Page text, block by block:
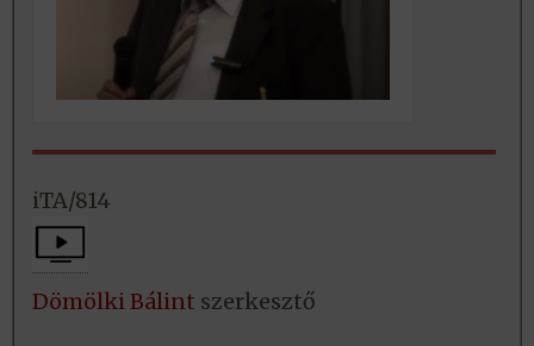
iTA/814
Dömölki Bálint szerkesztő